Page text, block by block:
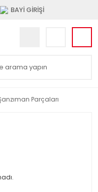
BAYİ GİRİŞİ
Parçaları